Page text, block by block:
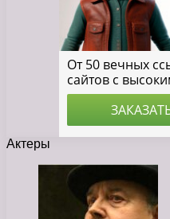
Актеры